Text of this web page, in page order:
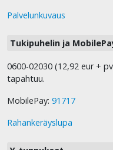
Palvelunkuvaus
Tukipuhelin ja
0600-02030 (12,92 eur +
tapahtuu.
MobilePay: 91717
Rahankeräyslupa